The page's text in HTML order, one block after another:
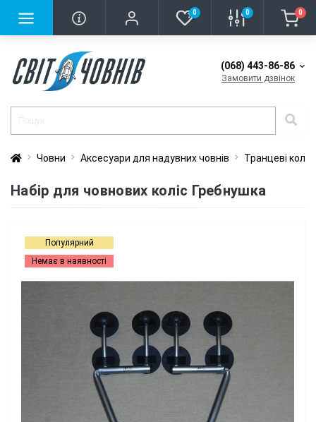
0 0 0
(068) 443-86-86
Замовити дзвінок
Човни Аксесуари для надувних човнів Транцеві
Набір для човнових коліс Гребнушка
Популярний
Немає в наявності